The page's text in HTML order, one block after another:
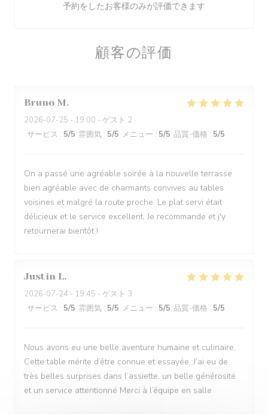
顧客の評価
Bruno M
2026-07-25 - 19:00 - ゲスト 2
サービス : 5/5 雰囲気 : 5/5 メニュー : 5/5 品質-価格 : 5/5
On a passé une agréable soirée à la nouvelle terrasse
bien agréable avec de charmants convives au tables
voisines et malgré la route proche. Le plat servi était
délicieux et le service excellent. Je recommande et j'y
retournerai bientôt !
Justin L
2026-07-24 - 19:45 - ゲスト 3
サービス : 5/5 雰囲気 : 5/5 メニュー : 5/5 品質-価格 : 5/5
Nous avons eu une belle aventure humaine et culinaire.
Cette table mérite d’être connue et essayée. J’ai eu de
très belles surprises dans l’assiette, un belle générosité
et un service attentionné Merci à l’équipe en salle
予約をしたお客様のみが評価できます